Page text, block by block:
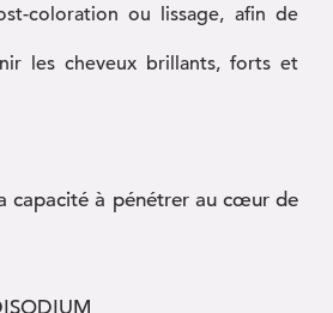
coloration ou lissage, afin de
les cheveux brillants, forts et
capacité à pénétrer au cœur de